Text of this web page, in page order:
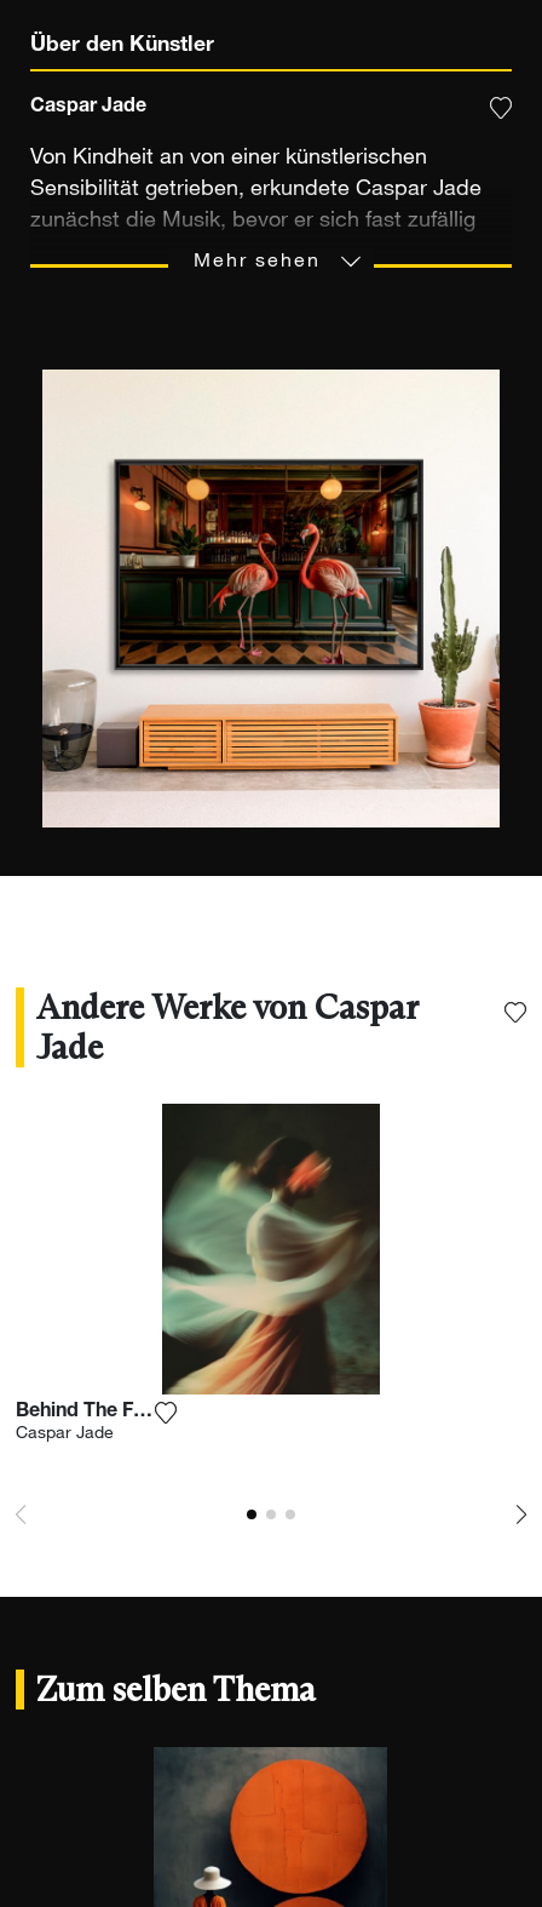
Über den Künstler
Caspar Jade
Von Kindheit an von einer künstlerischen
Sensibilität getrieben, erkundete Caspar Jade
zunächst die Musik, bevor er sich fast zufällig
der Fotografie zuwandte. Sechzehn Jahre lang
seinen Ansatz mit künstlicher Intelligenz durch
„The Unreal People“ bereichert, einer
Porträtserie fiktiver Charaktere mit einem
verstörenden Hauch von Realität. Zwischen
klassischer Fotografie und generativer Kunst
hinterfragt Caspar Jade die Grenzen von Bild
und Identität.
Mehr sehen
Andere Werke von Caspar
Jade
Behind The Flowers 1
Caspar Jade
Zum selben Thema